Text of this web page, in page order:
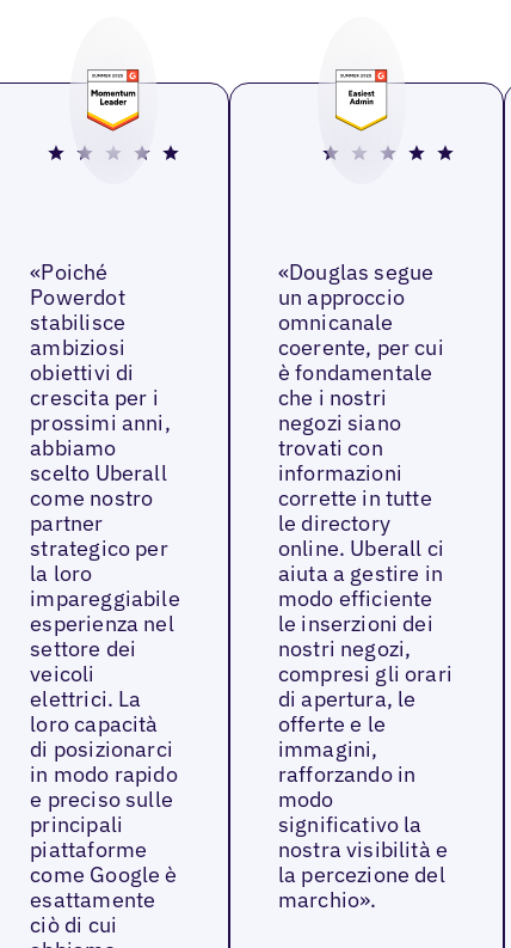
«Poiché
Powerdot
stabilisce
ambiziosi
obiettivi di
crescita per i
prossimi anni,
abbiamo
scelto Uberall
come nostro
partner
strategico per
la loro
impareggiabile
esperienza nel
settore dei
veicoli
elettrici. La
loro capacità
di posizionarci
in modo rapido
e preciso sulle
principali
piattaforme
come Google è
esattamente
ciò di cui
«Douglas segue
un approccio
omnicanale
coerente, per cui
è fondamentale
che i nostri
negozi siano
trovati con
informazioni
corrette in tutte
le directory
online. Uberall ci
aiuta a gestire in
modo efficiente
le inserzioni dei
nostri negozi,
compresi gli orari
di apertura, le
offerte e le
immagini,
rafforzando in
modo
significativo la
nostra visibilità e
la percezione del
marchio».